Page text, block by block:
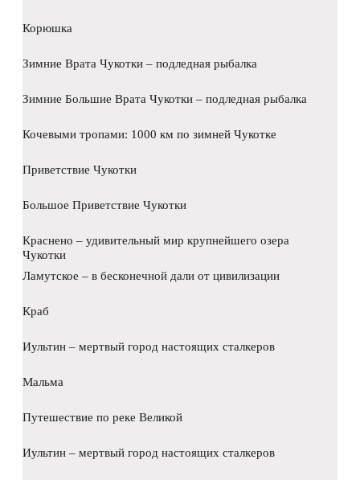
Корюшка
Зимние Врата Чукотки – подледная рыбалка
Зимние Большие Врата Чукотки – подледная рыбалка
Кочевыми тропами: 1000 км по зимней Чукотке
Приветствие Чукотки
Большое Приветствие Чукотки
Краснено – удивительный мир крупнейшего озера
Чукотки
Ламутское – в бесконечной дали от цивилизации
Краб
Иультин – мертвый город настоящих сталкеров
Мальма
Путешествие по реке Великой
Иультин – мертвый город настоящих сталкеров